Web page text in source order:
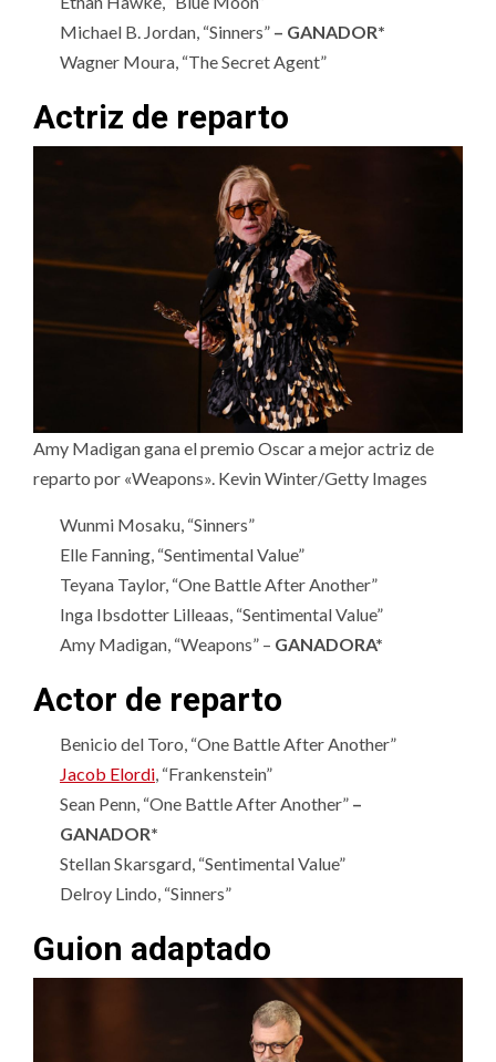
Michael B. Jordan, “Sinners” – GANADOR*
Wagner Moura, “The Secret Agent”
Actriz de reparto
Amy Madigan gana el premio Oscar a mejor actriz de
reparto por «Weapons». Kevin Winter/Getty Images
Wunmi Mosaku, “Sinners”
Elle Fanning, “Sentimental Value”
Teyana Taylor, “One Battle After Another”
Inga Ibsdotter Lilleaas, “Sentimental Value”
Amy Madigan, “Weapons” – GANADORA*
Actor de reparto
Benicio del Toro, “One Battle After Another”
Jacob Elordi, “Frankenstein”
Sean Penn, “One Battle After Another” –
GANADOR*
Stellan Skarsgard, “Sentimental Value”
Delroy Lindo, “Sinners”
Guion adaptado